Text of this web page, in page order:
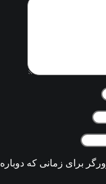
برای زمانی که